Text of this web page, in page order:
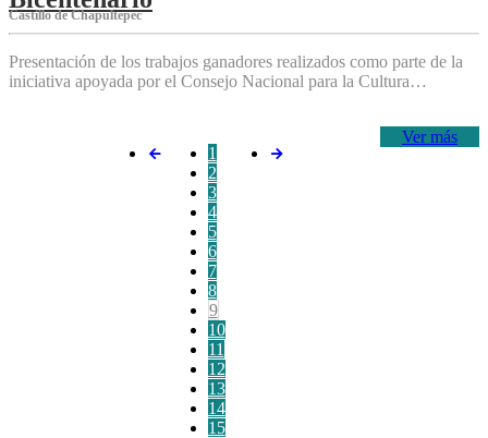
Castillo de Chapultepec
Presentación de los trabajos ganadores realizados como parte de la
iniciativa apoyada por el Consejo Nacional para la Cultura…
Ver más
1
2
3
4
5
6
7
8
9
10
11
12
13
14
15